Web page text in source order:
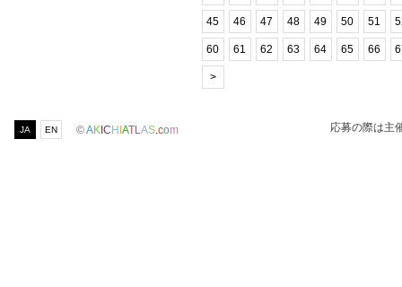
45 46 47 48 49 50 51
60 61 62 63 64 65 66
>
JA EN ©AK C H ATLAS.com 応募の際は主